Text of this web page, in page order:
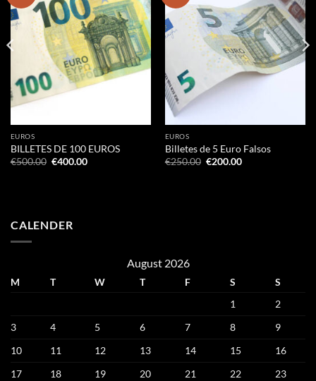
EUROS
BILLETES DE 100 EUROS
€500.00 Original
€400.00Current
EUROS
Billetes de 5 Euro Falsos
€250.00 Original
€200.00Current
CALENDER
August 2026
M T W T F S
S
1
2
3
4 5 6 7 8
9
10
11 12 13 14 15
16
17
18 19 20 21 22
23